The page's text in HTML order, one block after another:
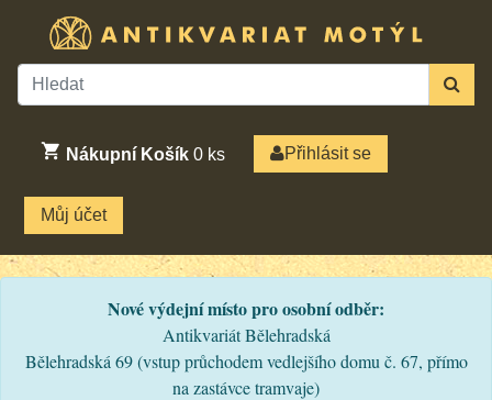
Nákupní Košík 0 ks Přihlásit se
Můj účet
Nové výdejní místo pro osobní odběr:
Antikvariát Bělehradská
Bělehradská 69 (vstup průchodem vedlejšího domu č. 67, přímo
na zastávce tramvaje)